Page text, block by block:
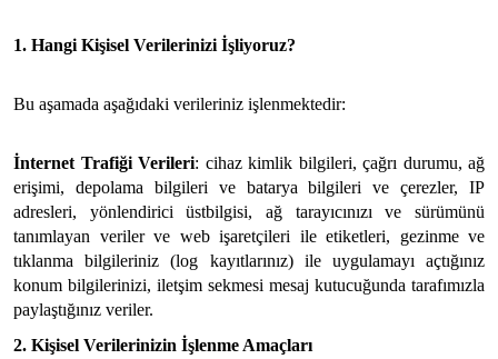
1. Hangi Kişisel Verilerinizi İşliyoruz?
Bu aşamada aşağıdaki verileriniz işlenmektedir:
İnternet Trafiği Verileri: cihaz kimlik bilgileri, çağrı durumu, ağ
erişimi, depolama bilgileri ve batarya bilgileri ve çerezler, IP
adresleri, yönlendirici üstbilgisi, ağ tarayıcınızı ve sürümünü
tanımlayan veriler ve web işaretçileri ile etiketleri, gezinme ve
tıklanma bilgileriniz (log kayıtlarınız) ile uygulamayı açtığınız
konum bilgilerinizi, iletşim sekmesi mesaj kutucuğunda tarafımızla
paylaştığınız veriler.
2. Kişisel Verilerinizin İşlenme Amaçları